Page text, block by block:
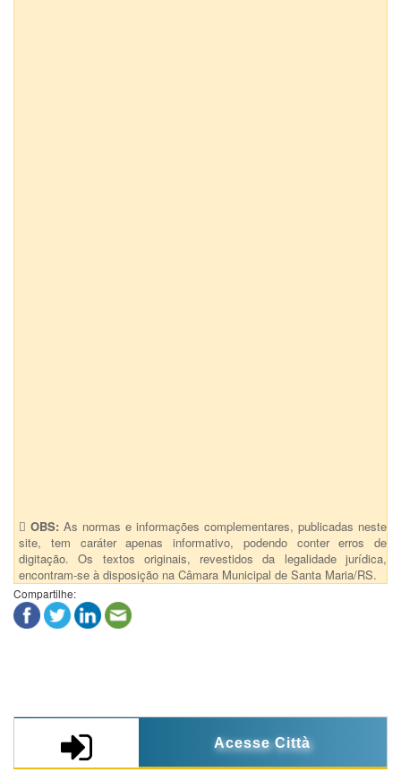
OBS: As normas e informações complementares, publicadas neste
site, tem caráter apenas informativo, podendo conter erros de
digitação. Os textos originais, revestidos da legalidade jurídica,
encontram-se à disposição na Câmara Municipal de Santa Maria/RS.
Compartilhe:
Acesse Città